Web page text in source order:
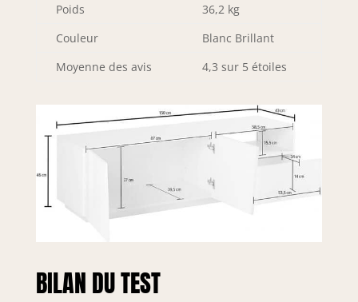
portée aux
processus de
choix des matières
du détail font de ce
produit une
fabrication noble
CARACTÉRISTIQUES
TECHNIQUES :
Fabriqué
Poids
36,2 kg
Couleur
Blanc Brillant
Moyenne des avis
4,3 sur 5 étoiles
BILAN DU TEST